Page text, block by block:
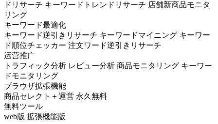
ドリサーチ キーワードトレンドリサーチ 店舗新商品モニタ
リング
キーワード最適化
キーワード逆引きリサーチ キーワードマイニング キーワー
ド順位チェッカー 注文ワード逆引きリサーチ
运营推广
トラフィック分析 レビュー分析 商品モニタリング キーワー
ドモニタリング
ブラウザ拡張機能
商品セレクト＋運営 永久無料
無料ツール
web版 拡張機能版